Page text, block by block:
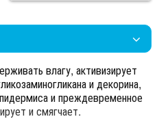
влагу, активизирует
и декорина,
и преждевременное
и смягчает.